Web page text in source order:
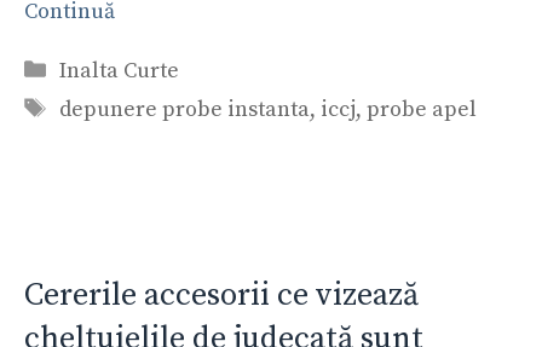
Continuă
Categorii
Inalta Curte
Etichete
depunere probe instanta, iccj, probe apel
Cererile accesorii ce vizează